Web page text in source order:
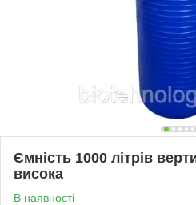
Ємність 1000 літрів
висока
В наявності